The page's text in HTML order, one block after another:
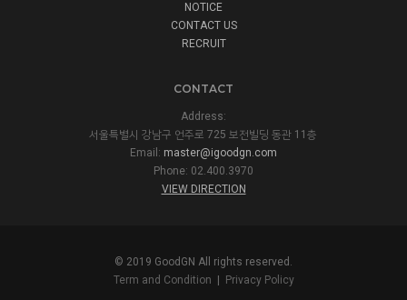
NOTICE
CONTACT US
RECRUIT
CONTACT
Address:
서울특별시 강남구 언주로 725 보전빌딩 동관 11층
Email: master@igoodgn.com
Phone: 02.400.3970
VIEW DIRECTION
© 2019 GoodGN All rights reserved.
Term and Condition
Privacy Policy